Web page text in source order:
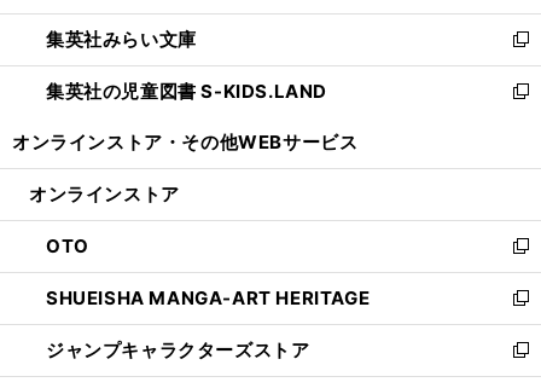
開
く
ウ
で
開
く
ン
ド
ウ
で
ウ
ィ
ン
ド
開
集英社みらい文庫
新
し
い
ン
ウ
で
開
く
集英社の児童図書 S-KIDS.LAND
新
ウ
ン
ド
ウ
で
開
く
オンラインストア・ その他WEBサービス
オンラインストア
OTO
新
し
い
ウ
ィ
ン
SHUEISHA MANGA-ART HERITAGE
新
し
い
ウ
ジャンプキャラクターズストア
新
し